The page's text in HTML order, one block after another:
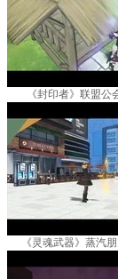
《封印者》联盟公
《灵魂武器》蒸汽